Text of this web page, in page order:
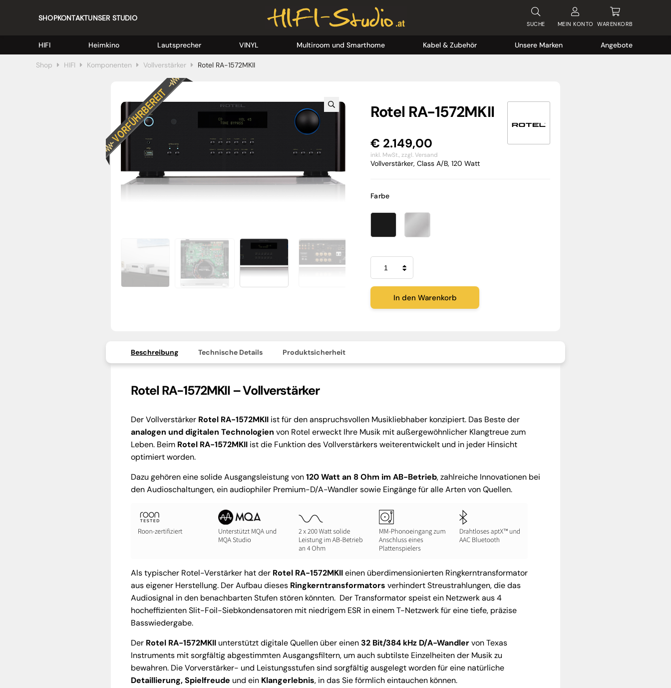
SHOPKONTAKTUNSER STUDIO
SUCHE MEIN KONTO WARENKORB
HIFI Heimkino Lautsprecher VINYL Multiroom und Smarthome Kabel & Zubehör Unsere Marken Angebote
Shop HIFI Komponenten Vollverstärker Rotel RA-1572MKII
Rotel RA-1572MKII
€ 2.149,00
inkl. MwSt.,zzgl. Versand
Vollverstärker, Class A/B, 120 Watt
Farbe
Rotel
1572MKII
Menge
In den Warenkorb
Beschreibung Technische Details Produktsicherheit
Rotel RA-1572MKII – Vollverstärker
Der Vollverstärker Rotel RA-1572MKII ist für den anspruchsvollen Musikliebhaber konzipiert. Das Beste der
analogen und digitalen Technologien von Rotel erweckt Ihre Musik mit außergewöhnlicher Klangtreue zum
Leben. Beim Rotel RA-1572MKII ist die Funktion des Vollverstärkers weiterentwickelt und in jeder Hinsicht
optimiert worden.
Dazu gehören eine solide Ausgangsleistung von120 Watt an 8 Ohm im AB-Betrieb, zahlreiche Innovationen bei
den Audioschaltungen, ein audiophiler Premium-D/A-Wandler sowie Eingänge für alle Arten von Quellen.
Als typischer Rotel-Verstärker hat der Rotel RA-1572MKIIeinen überdimensionierten Ringkerntransformator
aus eigener Herstellung. Der Aufbau dieses Ringkerntransformators verhindert Streustrahlungen, die das
Audiosignal in den benachbarten Stufen stören könnten. Der Transformator speist ein Netzwerk aus 4
hocheffizienten Slit-Foil-Siebkondensatoren mit niedrigem ESR in einem T-Netzwerk für eine tiefe, präzise
Basswiedergabe.
Der Rotel RA-1572MKII unterstützt digitale Quellen über einen32 Bit/384 kHz D/A-Wandlervon Texas
Instruments mit sorgfältig abgestimmten Ausgangsfiltern, um auch subtilste Einzelheiten der Musik zu
bewahren. Die Vorverstärker- und Leistungsstufen sind sorgfältig ausgelegt worden für eine natürliche
Detaillierung, Spielfreude und ein Klangerlebnis, in das Sie förmlich eintauchen können.